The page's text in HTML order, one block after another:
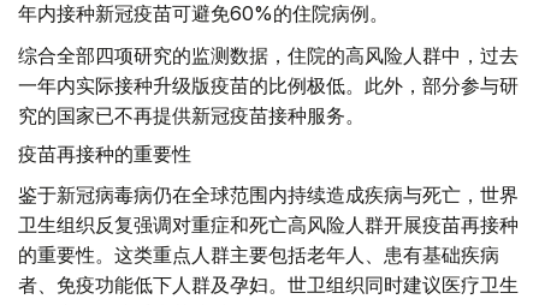
年内接种新冠疫苗可避免60%的住院病例。
综合全部四项研究的监测数据，住院的高风险人群中，过去
一年内实际接种升级版疫苗的比例极低。此外，部分参与研
究的国家已不再提供新冠疫苗接种服务。
疫苗再接种的重要性
鉴于新冠病毒病仍在全球范围内持续造成疾病与死亡，世界
卫生组织反复强调对重症和死亡高风险人群开展疫苗再接种
的重要性。这类重点人群主要包括老年人、患有基础疾病
者、免疫功能低下人群及孕妇。世卫组织同时建议医疗卫生